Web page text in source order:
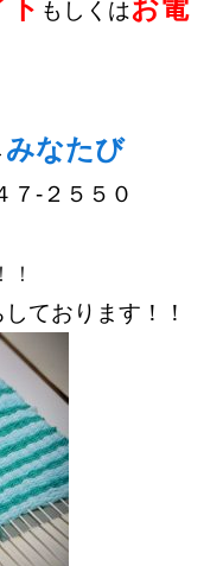
もしくはお電
みなたび
７-２５５０
ております！！